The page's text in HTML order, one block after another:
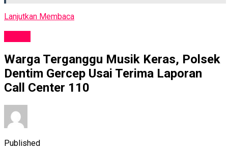
Lanjutkan Membaca
Warga Terganggu Musik Keras, Polsek
Dentim Gercep Usai Terima Laporan
Call Center 110
Published